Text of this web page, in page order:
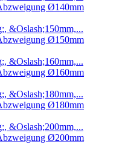
Ø140mm
Ø150mm
Ø160mm
Ø180mm
Ø200mm